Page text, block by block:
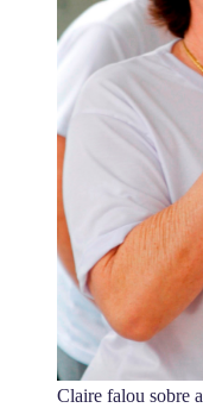
Claire falou sobre